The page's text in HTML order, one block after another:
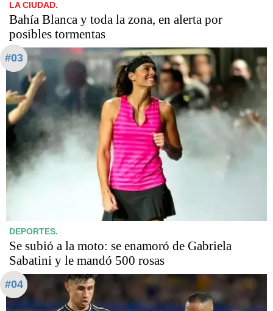
LA CIUDAD.
Bahía Blanca y toda la zona, en alerta por
posibles tormentas
#03
DEPORTES.
Se subió a la moto: se enamoró de Gabriela
Sabatini y le mandó 500 rosas
#04